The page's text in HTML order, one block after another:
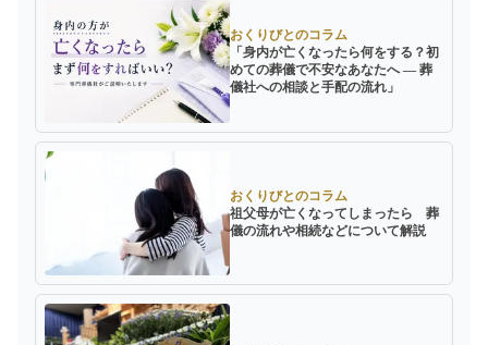
おくりびとのコラム
「身内が亡くなったら何をする？初
めての葬儀で不安なあなたへ ― 葬
儀社への相談と手配の流れ」
おくりびとのコラム
祖父母が亡くなってしまったら 葬
儀の流れや相続などについて解説